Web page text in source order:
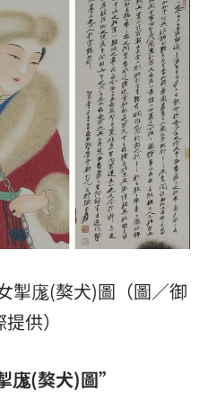
掣庬(獒犬)圖（圖／御
供）
庬(獒犬)圖”